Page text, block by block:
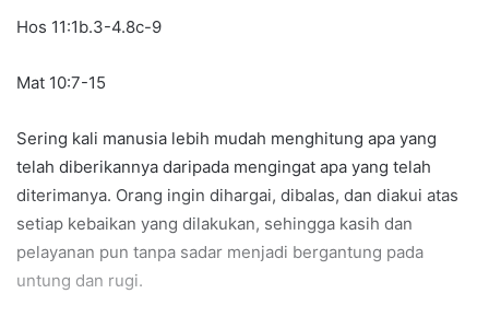
Hos 11:1b.3-4.8c-9
Mat 10:7-15
Sering kali manusia lebih mudah menghitung apa yang
telah diberikannya daripada mengingat apa yang telah
diterimanya. Orang ingin dihargai, dibalas, dan diakui atas
setiap kebaikan yang dilakukan, sehingga kasih dan
pelayanan pun tanpa sadar menjadi bergantung pada
untung dan rugi.